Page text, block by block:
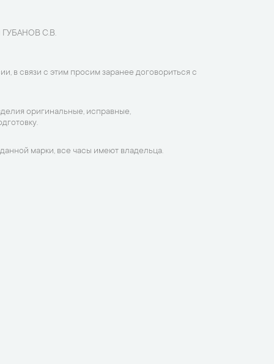
ГУБАНОВ С.В.
в связи с этим просим заранее договориться с
оригинальные, исправные,
марки, все часы имеют владельца.